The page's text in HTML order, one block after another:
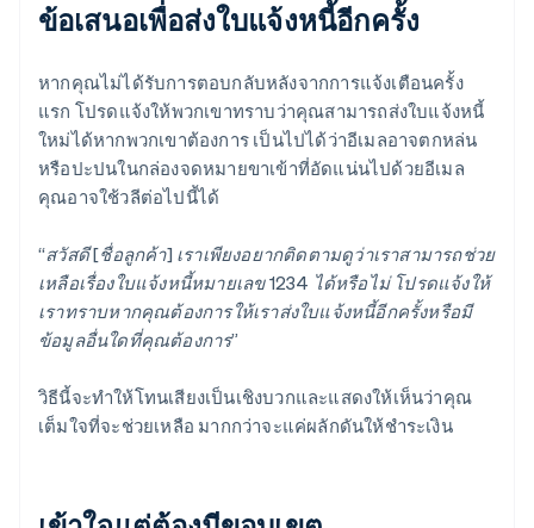
ข้อเสนอเพื่อส่งใบแจ้งหนี้อีกครั้ง
หากคุณไม่ได้รับการตอบกลับหลังจากการแจ้งเตือนครั้ง
แรก โปรดแจ้งให้พวกเขาทราบว่าคุณสามารถส่งใบแจ้งหนี้
ใหม่ได้หากพวกเขาต้องการ เป็นไปได้ว่าอีเมลอาจตกหล่น
หรือปะปนในกล่องจดหมายขาเข้าที่อัดแน่นไปด้วยอีเมล
คุณอาจใช้วลีต่อไปนี้ได้
“สวัสดี [ชื่อลูกค้า] เราเพียงอยากติดตามดูว่าเราสามารถช่วย
เหลือเรื่องใบแจ้งหนี้หมายเลข 1234 ได้หรือไม่ โปรดแจ้งให้
เราทราบหากคุณต้องการให้เราส่งใบแจ้งหนี้อีกครั้งหรือมี
ข้อมูลอื่นใดที่คุณต้องการ”
วิธีนี้จะทำให้โทนเสียงเป็นเชิงบวกและแสดงให้เห็นว่าคุณ
เต็มใจที่จะช่วยเหลือ มากกว่าจะแค่ผลักดันให้ชำระเงิน